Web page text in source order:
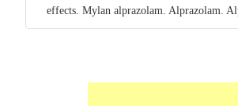
effects. Mylan alprazolam. Alprazolam.